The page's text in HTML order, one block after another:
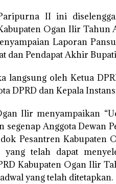
II ini
Ogan Ilir Tahun
Laporan
dan Pendapat Akhir
langsung oleh Ketua
DPRD dan Kepala
Ilir menyampaikan
segenap Anggota Dewan
Pesantren Kabupaten
telah dapat
Kabupaten Ogan Ilir
yang telah ditetapkan.